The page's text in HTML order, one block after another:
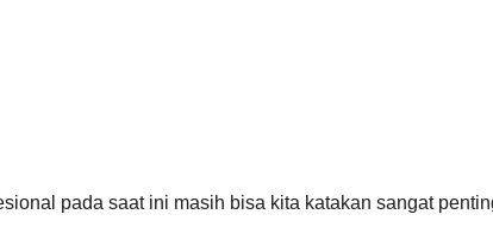
pada saat ini masih bisa kita katakan sangat